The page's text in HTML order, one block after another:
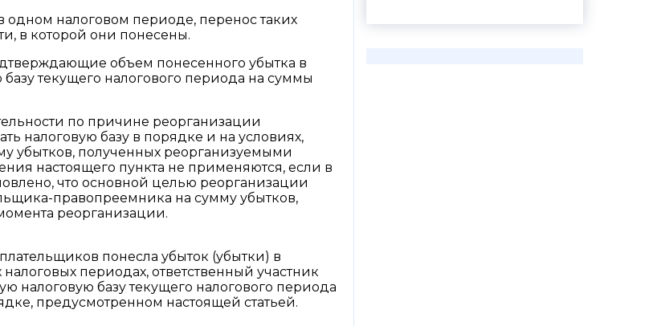
одном налоговом периоде, перенос таких
в которой они понесены.
объем понесенного убытка в
текущего налогового периода на суммы
по причине реорганизации
налоговую базу в порядке и на условиях,
убытков, полученных реорганизуемыми
настоящего пункта не применяются, если в
что основной целью реорганизации
правопреемника на сумму убытков,
реорганизации.
понесла убыток (убытки) в
периодах, ответственный участник
налоговую базу текущего налогового периода
предусмотренном настоящей статьей.